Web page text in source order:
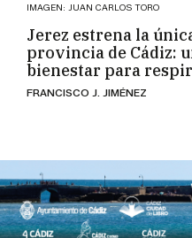
IMAGEN: JUAN CARLOS TORO
Jerez estrena la
provincia de Cádiz:
bienestar para
FRANCISCO J. JIMÉNEZ